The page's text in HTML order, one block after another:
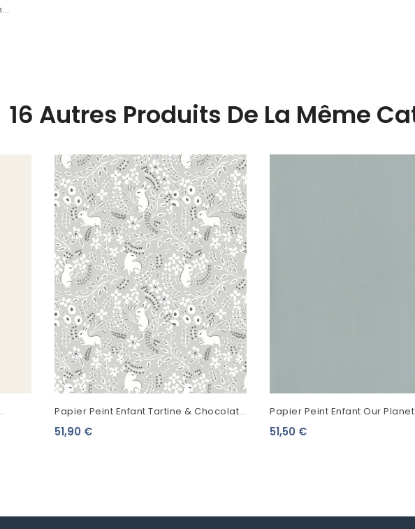
16 Autres Produits De La Même
Papier Peint Enfant Tartine & Chocolat
Lapins Gris 36230409
51,90 €
Papier Peint Enfant Our
Uni Bleu Clair OUP69866000
51,50 €